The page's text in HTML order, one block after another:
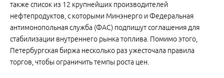
также список из 12 крупнейших производителей
нефтепродуктов, с которыми Минэнерго и Федеральная
антимонопольная служба (ФАС) подпишут соглашения для
стабилизации внутреннего рынка топлива. Помимо этого,
Петербургская биржа несколько раз ужесточала правила
торгов, чтобы ограничить темпы роста цен.